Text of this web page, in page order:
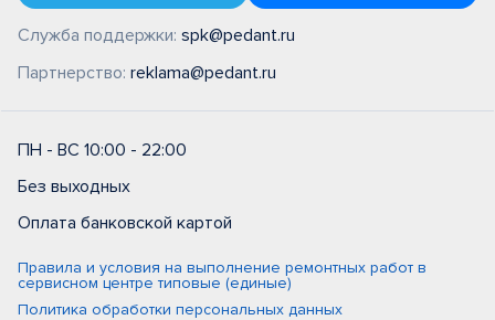
Служба поддержки: spk@pedant.ru
Партнерство: reklama@pedant.ru
ПН - ВС 10:00 - 22:00
Без выходных
Оплата банковской картой
Правила и условия на выполнение ремонтных работ в
сервисном центре типовые (единые)
Политика обработки персональных данных